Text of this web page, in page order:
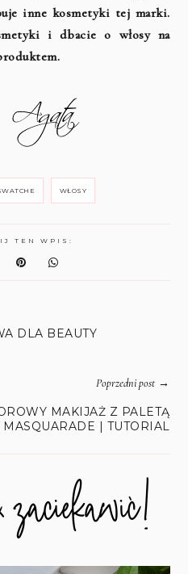
inne kosmetyki tej marki.
i dbacie o włosy na
WŁOSY
TEN WPIS:
DLA BEAUTY
Poprzedni post→
MAKIJAŻ Z PALETĄ
| TUTORIAL